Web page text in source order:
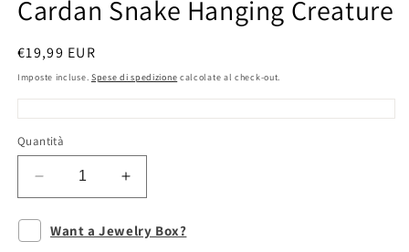
Cardan Snake Hanging Creature
Prezzo
di
listino
€19,99 EUR
Imposte incluse. Spese di spedizione calcolate al check-out.
Quantità
Diminuisci
quantità
per
Cardan
Aumenta
quantità
per
Cardan
Want a Jewelry Box?